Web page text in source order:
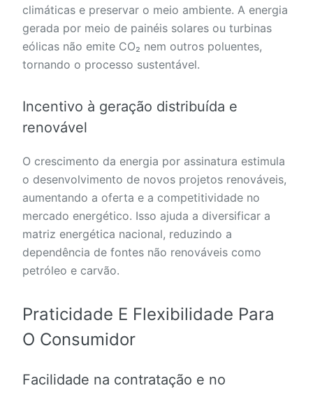
climáticas e preservar o meio ambiente. A energia
gerada por meio de painéis solares ou turbinas
eólicas não emite CO₂ nem outros poluentes,
tornando o processo sustentável.
Incentivo à geração distribuída e
renovável
O crescimento da energia por assinatura estimula
o desenvolvimento de novos projetos renováveis,
aumentando a oferta e a competitividade no
mercado energético. Isso ajuda a diversificar a
matriz energética nacional, reduzindo a
dependência de fontes não renováveis como
petróleo e carvão.
Praticidade E Flexibilidade Para
O Consumidor
Facilidade na contratação e no